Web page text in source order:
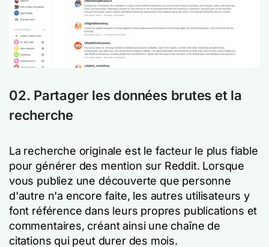
02. Partager les données brutes et la
recherche
La recherche originale est le facteur le plus fiable
pour générer des mention sur Reddit. Lorsque
vous publiez une découverte que personne
d'autre n'a encore faite, les autres utilisateurs y
font référence dans leurs propres publications et
commentaires, créant ainsi une chaîne de
citations qui peut durer des mois.